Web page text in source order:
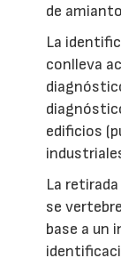
de
La
conlleva
edificios
La
se
base a un